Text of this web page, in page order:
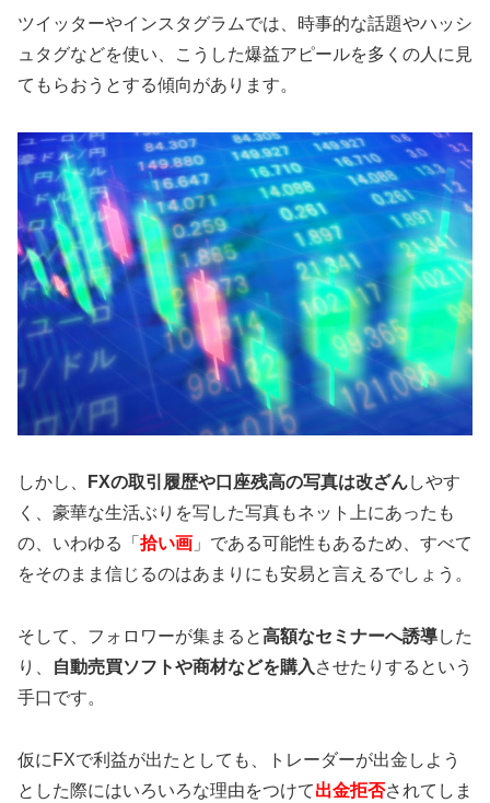
ツイッターやインスタグラムでは、時事的な話題やハッシ
ュタグなどを使い、こうした爆益アピールを多くの人に見
てもらおうとする傾向があります。
しかし、 FXの取引履歴や口座残高の写真は改ざんしやす
く、豪華な生活ぶりを写した写真もネット上にあったも
の、いわゆる「 拾い画 」である可能性もあるため、すべて
をそのまま信じるのはあまりにも安易と言えるでしょう。
そして、フォロワーが集まると高額なセミナーへ誘導した
り、
自動売買ソフトや商材などを購入 させたりするという
手口です。
仮にFXで利益が出たとしても、トレーダーが出金しよう
とした際にはいろいろな理由をつけて出金拒否されてしま